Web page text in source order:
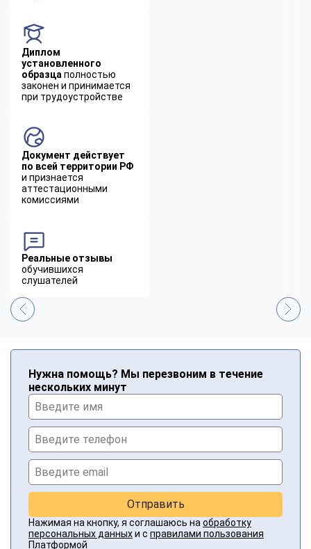
Диплом
установленного
образца полностью
законен и принимается
при трудоустройстве
Документ действует
по всей территории РФ
и признается
аттестационными
комиссиями
Реальные отзывы
обучившихся
слушателей
Нужна помощь? Мы перезвоним в течение
нескольких минут
Отправить
Нажимая на кнопку, я соглашаюсь на обработку
персональных данныхи с правилами пользования
Платформой